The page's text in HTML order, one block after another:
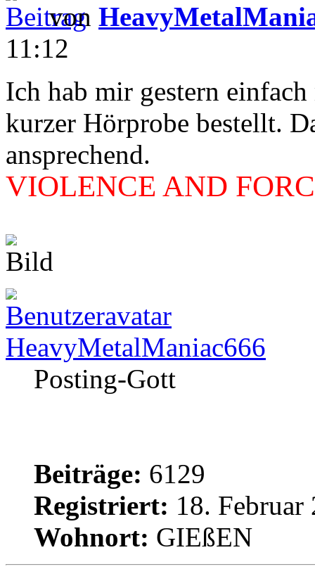
von
11:12
Ich hab mir gestern
kurzer Hörprobe bestellt.
ansprechend.
VIOLENCE AND
HeavyMetalManiac666
Posting-Gott
Beiträge: 6129
Registriert: 18. Februar
Wohnort: GIEßEN